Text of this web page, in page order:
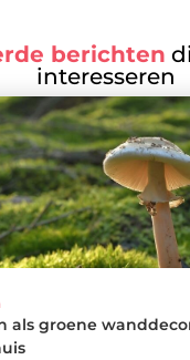
berichten
interesseren
als groene